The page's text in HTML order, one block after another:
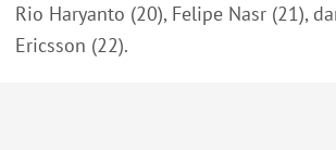
Rio Haryanto (20), Felipe Nasr (21),
Ericsson (22).